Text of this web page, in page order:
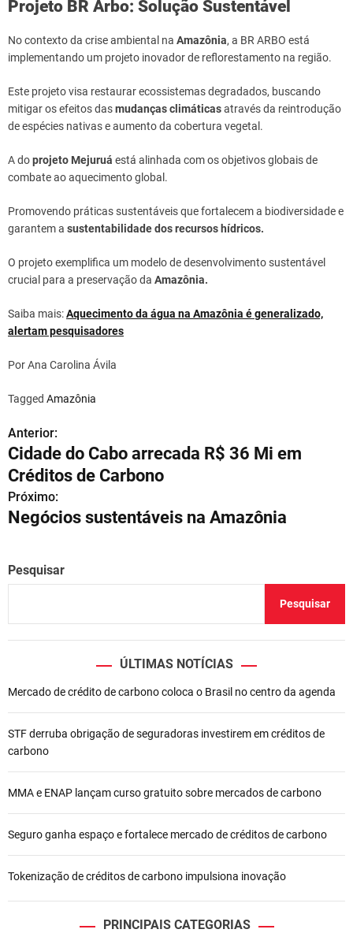
Projeto BR Arbo: Solução Sustentável
No contexto da crise ambiental na Amazônia, a BR ARBO está
implementando um projeto inovador de reflorestamento na região.
Este projeto visa restaurar ecossistemas degradados, buscando
mitigar os efeitos dasmudanças climáticasatravés da reintrodução
de espécies nativas e aumento da cobertura vegetal.
A doprojeto Mejuruá está alinhada com os objetivos globais de
combate ao aquecimento global.
Promovendo práticas sustentáveis que fortalecem a biodiversidade e
garantem a sustentabilidade dos recursos hídricos.
O projeto exemplifica um modelo de desenvolvimento sustentável
crucial para a preservação da Amazônia.
Saiba mais:Aquecimento da água na Amazônia é generalizado,
alertam pesquisadores
Por Ana Carolina Ávila
Tagged Amazônia
N
a
v
e
a
ã
d
e
P
o
s
t
Anterior:
Cidade do Cabo arrecada R$ 36 Mi em
Créditos de Carbono
Próximo:
Negócios sustentáveis na Amazônia
Pesquisar
Pesquisar
ÚLTIMAS NOTÍCIAS
Mercado de crédito de carbono coloca o Brasil no centro da agenda
STF derruba obrigação de seguradoras investirem em créditos de
carbono
MMA e ENAP lançam curso gratuito sobre mercados de carbono
Seguro ganha espaço e fortalece mercado de créditos de carbono
Tokenização de créditos de carbono impulsiona inovação
PRINCIPAIS CATEGORIAS